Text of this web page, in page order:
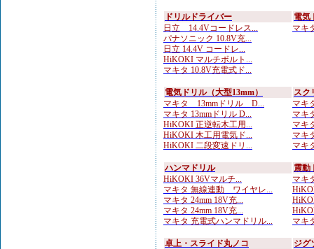
ドリルドライバー
日立 14.4Vコードレス...
パナソニック 10.8V充...
日立 14.4V コードレ...
HiKOKI マルチボルト...
マキタ 10.8V充電式ド...
電気
マキ
電気ドリル（大型13mm）
マキタ 13mmドリル D...
マキタ 13mmドリル D...
HiKOKI 正逆転木工用...
HiKOKI 木工用電気ド...
HiKOKI 二段変速ドリ...
スク
マキ
マキ
マキ
マキ
マキ
ハンマドリル
HiKOKI 36Vマルチ...
マキタ 無線連動 ワイヤレ...
マキタ 24mm 18V充...
マキタ 24mm 18V充...
マキタ 充電式ハンマドリル...
震動
マキ
マキ
卓上・スライド丸ノコ
ジグ